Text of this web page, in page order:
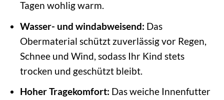
Tagen wohlig warm.
Wasser- und windabweisend: Das
Obermaterial schützt zuverlässig vor Regen,
Schnee und Wind, sodass Ihr Kind stets
trocken und geschützt bleibt.
Hoher Tragekomfort: Das weiche Innenfutter